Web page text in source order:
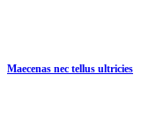
Maecenas nec tellus ultricies